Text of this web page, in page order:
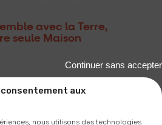
consentement aux
nous utilisons des technologies
Continuer sans accepter
avec la Terre,
seule Maison